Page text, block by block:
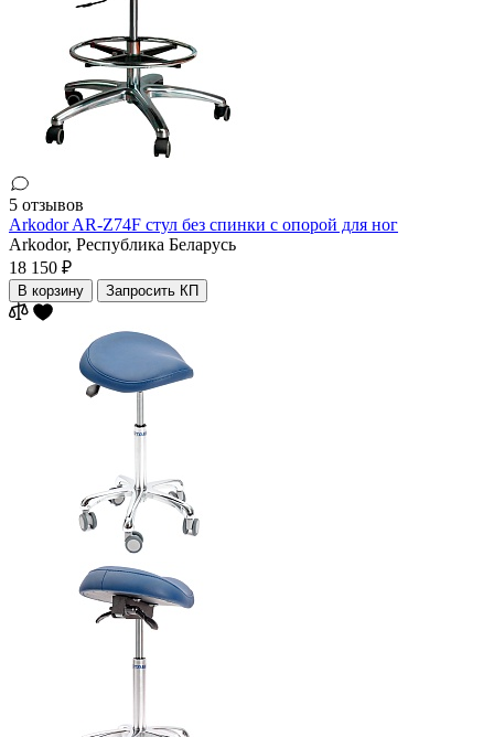
5 отзывов
Arkodor AR-Z74F стул без спинки с опорой для ног
Arkodor, Республика Беларусь
18 150 ₽
В корзину Запросить КП